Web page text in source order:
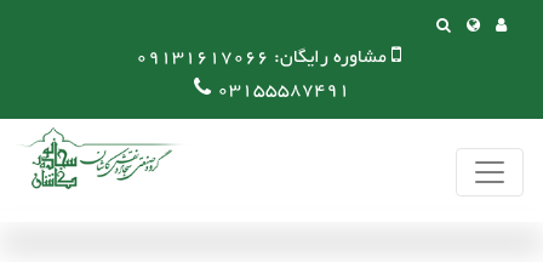
مشاوره رایگان: 09131617066
03155587491